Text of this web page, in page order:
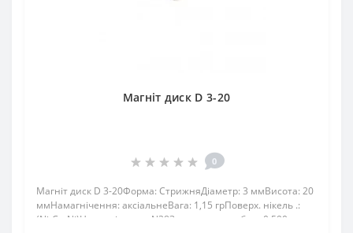
Магніт диск D 3-20
0
Магніт диск D 3-20Форма: СтрижняДіаметр: 3 ммВисота: 20
ммНамагнічення: аксіальнеВага: 1,15 грПоверх. нікель .:
(Ni-Cu-Ni)Намагнічення: N38Зчеплення прибл .: 0,590